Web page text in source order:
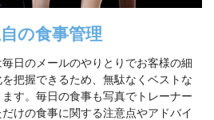
の食事管理
日のメールのやりとりでお客様の細
把握できるため、無駄なくベストな
す。毎日の食事も写真でトレーナー
けの食事に関する注意点やアドバイ